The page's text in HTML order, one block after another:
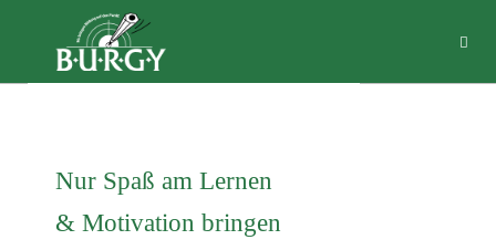
Nur Spaß am Lernen
& Motivation bringen